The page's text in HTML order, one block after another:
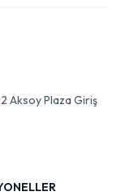
Aksoy Plaza Giriş